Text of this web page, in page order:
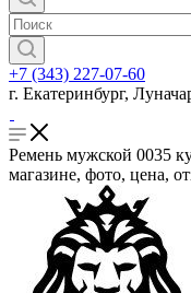
+7 (343) 227-07-60
г. Екатеринбург,
Ремень мужской 0035
магазине, фото, цена,